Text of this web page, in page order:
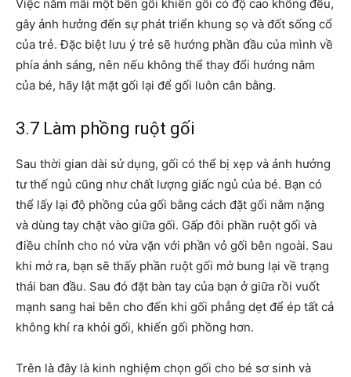
Việc nằm mãi một bên gối khiến gối có độ cao không đều,
gây ảnh hưởng đến sự phát triển khung sọ và đốt sống cổ
của trẻ. Đặc biệt lưu ý trẻ sẽ hướng phần đầu của mình về
phía ánh sáng, nên nếu không thể thay đổi hướng nằm
của bé, hãy lật mặt gối lại để gối luôn cân bằng.
3.7 Làm phồng ruột gối
Sau thời gian dài sử dụng, gối có thể bị xẹp và ảnh hưởng
tư thế ngủ cũng như chất lượng giấc ngủ của bé. Bạn có
thể lấy lại độ phồng của gối bằng cách đặt gối nằm nặng
và dùng tay chặt vào giữa gối. Gấp đôi phần ruột gối và
điều chỉnh cho nó vừa vặn với phần vỏ gối bên ngoài. Sau
khi mở ra, bạn sẽ thấy phần ruột gối mở bung lại về trạng
thái ban đầu. Sau đó đặt bàn tay của bạn ở giữa rồi vuốt
mạnh sang hai bên cho đến khi gối phẳng dẹt để ép tất cả
không khí ra khỏi gối, khiến gối phồng hơn.
Trên là đây là kinh nghiệm chọn gối cho bé sơ sinh và